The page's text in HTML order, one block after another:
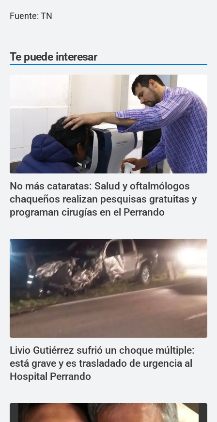
Fuente: TN
Te puede interesar
No más cataratas: Salud y oftalmólogos
chaqueños realizan pesquisas gratuitas y
programan cirugías en el Perrando
Livio Gutiérrez sufrió un choque múltiple:
está grave y es trasladado de urgencia al
Hospital Perrando